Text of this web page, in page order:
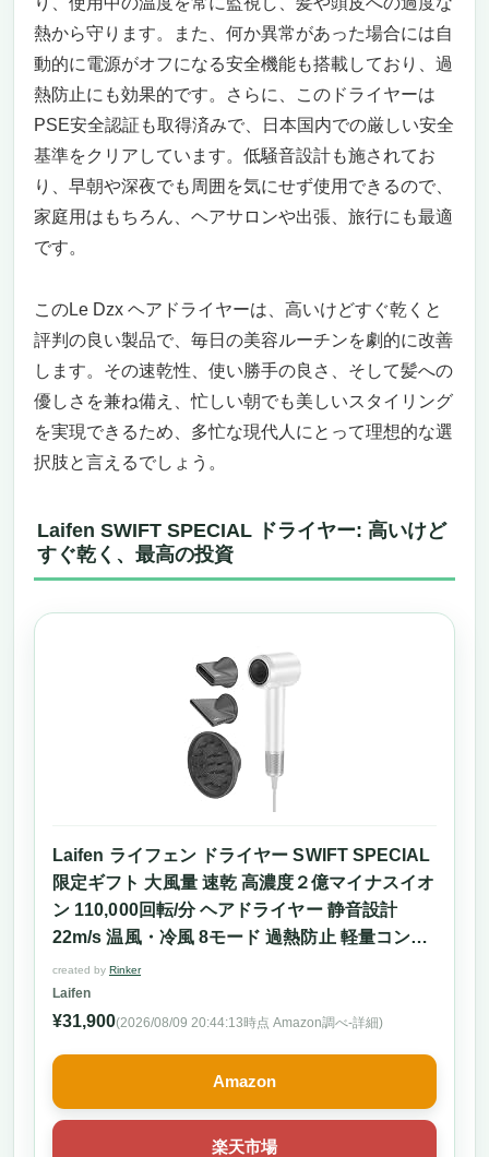
熱から守ります。また、何か異常があった場合には自
動的に電源がオフになる安全機能も搭載しており、過
熱防止にも効果的です。さらに、このドライヤーは
PSE安全認証も取得済みで、日本国内での厳しい安全
基準をクリアしています。低騒音設計も施されてお
り、早朝や深夜でも周囲を気にせず使用できるので、
家庭用はもちろん、ヘアサロンや出張、旅行にも最適
です。
このLe Dzx ヘアドライヤーは、高いけどすぐ乾くと
評判の良い製品で、毎日の美容ルーチンを劇的に改善
します。その速乾性、使い勝手の良さ、そして髪への
優しさを兼ね備え、忙しい朝でも美しいスタイリング
を実現できるため、多忙な現代人にとって理想的な選
択肢と言えるでしょう。
Laifen SWIFT SPECIAL ドライヤー: 高いけど
すぐ乾く、最高の投資
Laifen ライフェン ドライヤー SWIFT SPECIAL
限定ギフト 大風量 速乾 高濃度２億マイナスイオ
ン 110,000回転/分 ヘアドライヤー 静音設計
22m/s 温風・冷風 8モード 過熱防止 軽量コンパ
クト 持ち運び便利 ３つマグネット式ノズル付き
低騒音 静電気除去 家庭用/旅行用 (ホワイト)
created by Rinker
Laifen
¥31,900(2026/08/09 20:44:13時点 Amazon調べ-詳細)
Amazon
楽天市場